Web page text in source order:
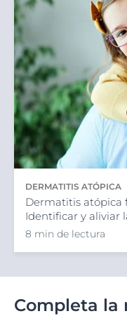
DERMATITIS ATÓPICA
Dermatitis atópica
Identificar y aliviar
8 min de lectura
Completa la